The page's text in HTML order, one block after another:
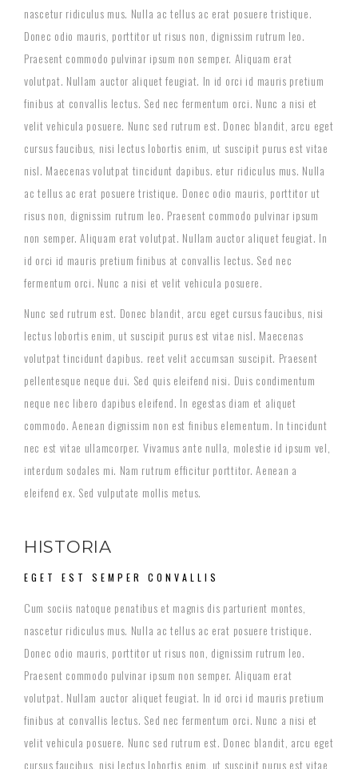
nascetur ridiculus mus. Nulla ac tellus ac erat posuere tristique.
Donec odio mauris, porttitor ut risus non, dignissim rutrum leo.
Praesent commodo pulvinar ipsum non semper. Aliquam erat
volutpat. Nullam auctor aliquet feugiat. In id orci id mauris pretium
finibus at convallis lectus. Sed nec fermentum orci. Nunc a nisi et
velit vehicula posuere. Nunc sed rutrum est. Donec blandit, arcu eget
cursus faucibus, nisi lectus lobortis enim, ut suscipit purus est vitae
nisl. Maecenas volutpat tincidunt dapibus. etur ridiculus mus. Nulla
ac tellus ac erat posuere tristique. Donec odio mauris, porttitor ut
risus non, dignissim rutrum leo. Praesent commodo pulvinar ipsum
non semper. Aliquam erat volutpat. Nullam auctor aliquet feugiat. In
id orci id mauris pretium finibus at convallis lectus. Sed nec
fermentum orci. Nunc a nisi et velit vehicula posuere.
Nunc sed rutrum est. Donec blandit, arcu eget cursus faucibus, nisi
lectus lobortis enim, ut suscipit purus est vitae nisl. Maecenas
volutpat tincidunt dapibus. reet velit accumsan suscipit. Praesent
pellentesque neque dui. Sed quis eleifend nisi. Duis condimentum
neque nec libero dapibus eleifend. In egestas diam et aliquet
commodo. Aenean dignissim non est finibus elementum. In tincidunt
nec est vitae ullamcorper. Vivamus ante nulla, molestie id ipsum vel,
interdum sodales mi. Nam rutrum efficitur porttitor. Aenean a
eleifend ex. Sed vulputate mollis metus.
HISTORIA
EGET EST SEMPER CONVALLIS
Cum sociis natoque penatibus et magnis dis parturient montes,
nascetur ridiculus mus. Nulla ac tellus ac erat posuere tristique.
Donec odio mauris, porttitor ut risus non, dignissim rutrum leo.
Praesent commodo pulvinar ipsum non semper. Aliquam erat
volutpat. Nullam auctor aliquet feugiat. In id orci id mauris pretium
finibus at convallis lectus. Sed nec fermentum orci. Nunc a nisi et
velit vehicula posuere. Nunc sed rutrum est. Donec blandit, arcu eget
cursus faucibus, nisi lectus lobortis enim, ut suscipit purus est vitae